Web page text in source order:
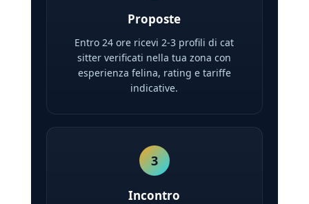
Proposte
Entro 24 ore ricevi 2-3 profili di cat
sitter verificati nella tua zona con
esperienza felina, rating e tariffe
indicative.
3
Incontro